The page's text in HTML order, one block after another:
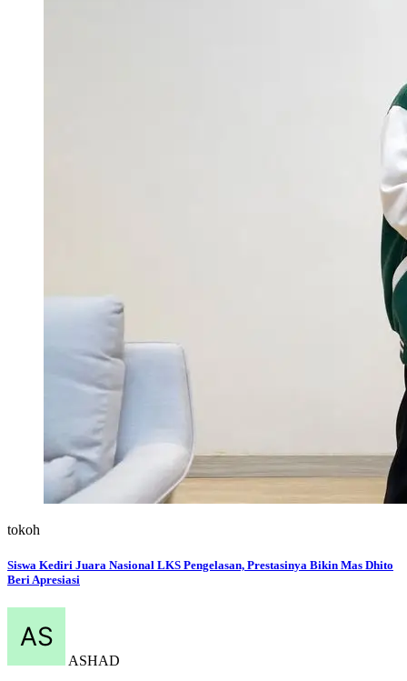
tokoh
Siswa Kediri Juara Nasional LKS Pengelasan, Prestasinya Bikin Mas Dhito
Beri Apresiasi
ASHAD